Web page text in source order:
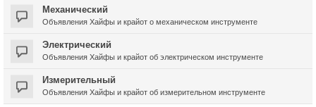
Механический
Объявления Хайфы и крайот о механическом инструменте
Электрический
Объявления Хайфы и крайот об электрическом инструменте
Измерительный
Объявления Хайфы и крайот об измерительном инструменте